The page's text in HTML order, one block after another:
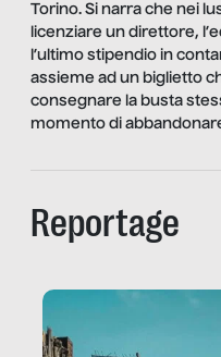
Torino. Si narra che nei
licenziare un direttore,
l’ultimo stipendio in
assieme ad un biglietto
consegnare la busta
momento di
Reportage